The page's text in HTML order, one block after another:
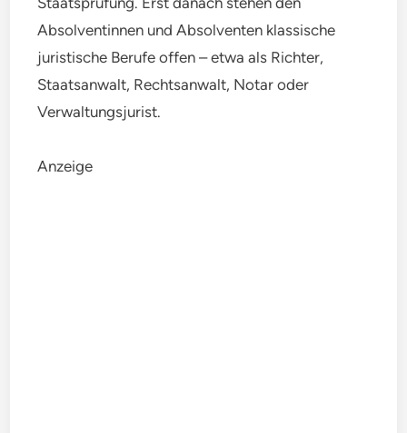
Absolventinnen und Absolventen klassische
juristische Berufe offen – etwa als Richter,
Staatsanwalt, Rechtsanwalt, Notar oder
Verwaltungsjurist.
Anzeige